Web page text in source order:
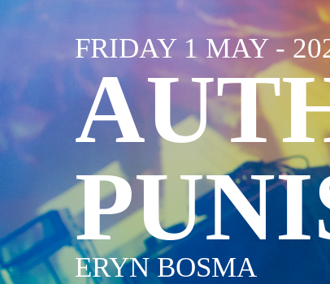
FRIDAY 1 MAY -
ERYN BOSMA